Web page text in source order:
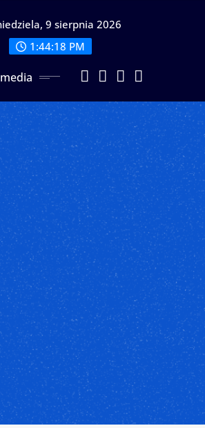
9 sierpnia 2026
1:44:20 PM